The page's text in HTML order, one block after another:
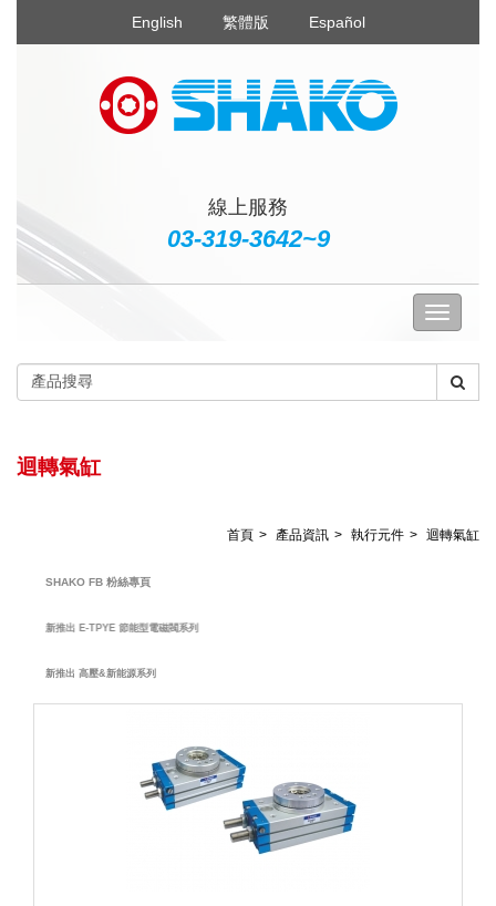
English 繁體版 Español
線上服務
03-319-3642~9
迴轉氣缸
首頁 產品資訊 執行元件 迴轉氣缸
SHAKO FB 粉絲專頁
新推出 E-TPYE 節能型電磁閥系列
新推出 高壓&新能源系列